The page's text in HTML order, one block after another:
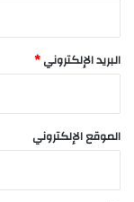
البريد الإلكتروني*
الموقع الإلكتروني